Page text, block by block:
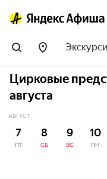
Цирковые
августа
АВГУСТ
7
ПТ
8
СБ
9
ВС
10
ПН